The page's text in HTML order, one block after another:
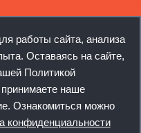
работы сайта, анализа
Оставаясь на сайте,
Политикой
наше
Ознакомиться можно
конфиденциальности
союз таксистов
из Нижнего
81-50 Вся
носит
каких условиях не
положениями
РФ. Оказываем